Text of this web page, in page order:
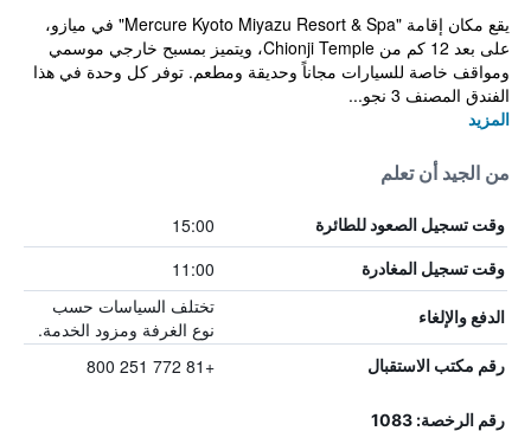
يقع مكان إقامة "Mercure Kyoto Miyazu Resort & Spa" في ميازو،
على بعد 12 كم من Chionji Temple، ويتميز بمسبح خارجي موسمي
ومواقف خاصة للسيارات مجاناً وحديقة ومطعم. توفر كل وحدة في هذا
الفندق المصنف 3 نجو...
المزيد
من الجيد أن تعلم
وقت تسجيل الصعود للطائرة 15:00
وقت تسجيل المغادرة 11:00
الدفع والإلغاء
تختلف السياسات حسب
نوع الغرفة ومزود الخدمة.
رقم مكتب الاستقبال +81 772 251 800
رقم الرخصة: 1083